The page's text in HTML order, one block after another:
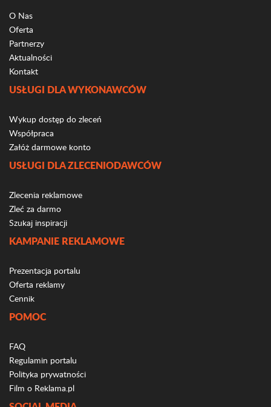
O Nas
Oferta
Partnerzy
Aktualności
Kontakt
USŁUGI DLA WYKONAWCÓW
Wykup dostęp do zleceń
Współpraca
Załóż darmowe konto
USŁUGI DLA ZLECENIODAWCÓW
Zlecenia reklamowe
Zleć za darmo
Szukaj inspiracji
KAMPANIE REKLAMOWE
Prezentacja portalu
Oferta reklamy
Cennik
POMOC
FAQ
Regulamin portalu
Polityka prywatności
Film o Reklama.pl